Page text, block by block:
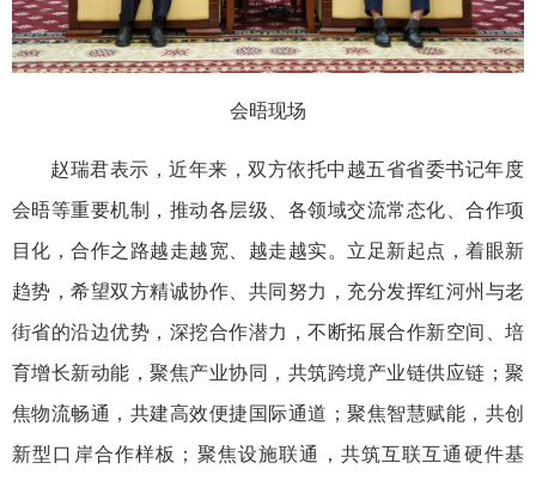
会晤现场
赵瑞君表示，近年来，双方依托中越五省省委书记年度
会晤等重要机制，推动各层级、各领域交流常态化、合作项
目化，合作之路越走越宽、越走越实。立足新起点，着眼新
趋势，希望双方精诚协作、共同努力，充分发挥红河州与老
街省的沿边优势，深挖合作潜力，不断拓展合作新空间、培
育增长新动能，聚焦产业协同，共筑跨境产业链供应链；聚
焦物流畅通，共建高效便捷国际通道；聚焦智慧赋能，共创
新型口岸合作样板；聚焦设施联通，共筑互联互通硬件基